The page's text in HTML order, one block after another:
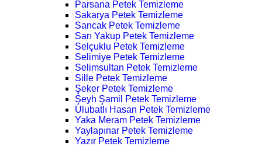
Parsana Petek Temizleme
Sakarya Petek Temizleme
Sancak Petek Temizleme
Sarı Yakup Petek Temizleme
Selçuklu Petek Temizleme
Selimiye Petek Temizleme
Selimsultan Petek Temizleme
Sille Petek Temizleme
Şeker Petek Temizleme
Şeyh Şamil Petek Temizleme
Ulubatlı Hasan Petek Temizleme
Yaka Meram Petek Temizleme
Yaylapınar Petek Temizleme
Yazır Petek Temizleme